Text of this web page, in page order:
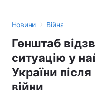
Новини › Війна
Генштаб
ситуацію у
України
війни